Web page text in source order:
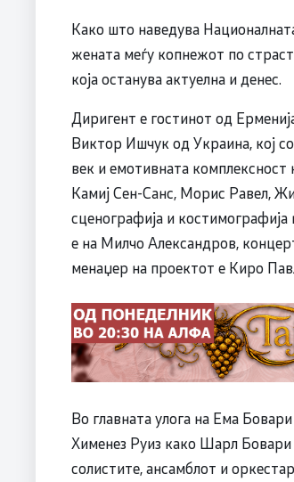
Како што наведува
жената меѓу копнежот по
која останува актуелна и денес.
Диригент е гостинот од
Виктор Ишчук од Украина, кој
век и емотивната комплексност
Камиј Сен-Санс, Морис Равел,
сценографија и
е на Милчо Александров,
менаџер на проектот е Киро
Во главната улога на Ема
Хименез Руиз како Шарл
солистите, ансамблот и